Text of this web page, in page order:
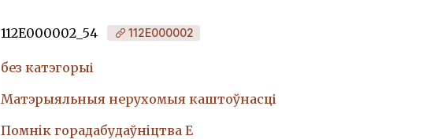
112Е000002_54 112Е000002
без катэгорыі
Матэрыяльныя нерухомыя каштоўнасці
Помнiк горадабудаўнiцтва Е